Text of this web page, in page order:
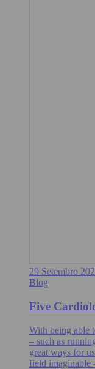
29 Setembro
Blog
Five
With being able
– such as
great ways for
field imaginable